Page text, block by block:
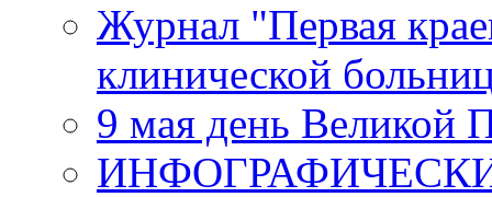
Журнал "Первая
клинической
9 мая день Великой